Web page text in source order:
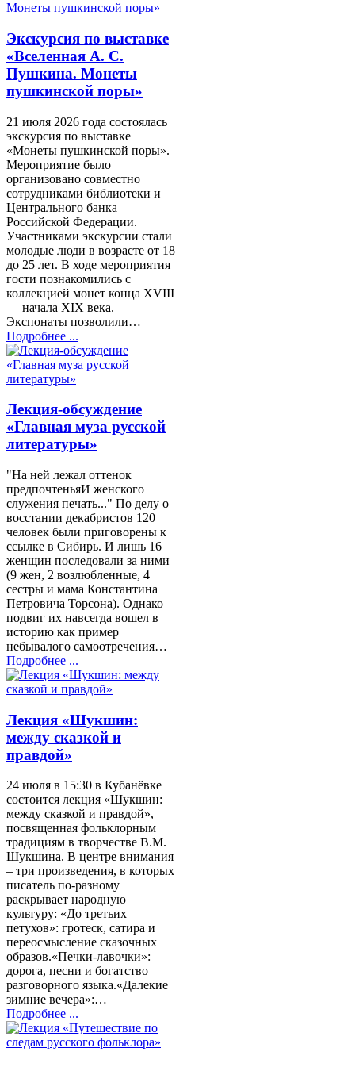
Экскурсия по выставке
«Вселенная А. С.
Пушкина. Монеты
пушкинской поры»
21 июля 2026 года состоялась
экскурсия по выставке
«Монеты пушкинской поры».
Мероприятие было
организовано совместно
сотрудниками библиотеки и
Центрального банка
Российской Федерации.
Участниками экскурсии стали
молодые люди в возрасте от 18
до 25 лет. В ходе мероприятия
гости познакомились с
коллекцией монет конца XVIII
— начала XIX века.
Экспонаты позволили…
Подробнее ...
Лекция-обсуждение
«Главная муза русской
литературы»
"На ней лежал оттенок
предпочтеньяИ женского
служения печать..." По делу о
восстании декабристов 120
человек были приговорены к
ссылке в Сибирь. И лишь 16
женщин последовали за ними
(9 жен, 2 возлюбленные, 4
сестры и мама Константина
Петровича Торсона). Однако
подвиг их навсегда вошел в
историю как пример
небывалого самоотречения…
Подробнее ...
Лекция «Шукшин:
между сказкой и
правдой»
24 июля в 15:30 в Кубанёвке
состоится лекция «Шукшин:
между сказкой и правдой»,
посвященная фольклорным
традициям в творчестве В.М.
Шукшина. В центре внимания
– три произведения, в которых
писатель по‑разному
раскрывает народную
культуру: «До третьих
петухов»: гротеск, сатира и
переосмысление сказочных
образов.«Печки-лавочки»:
дорога, песни и богатство
разговорного языка.«Далекие
зимние вечера»:…
Подробнее ...